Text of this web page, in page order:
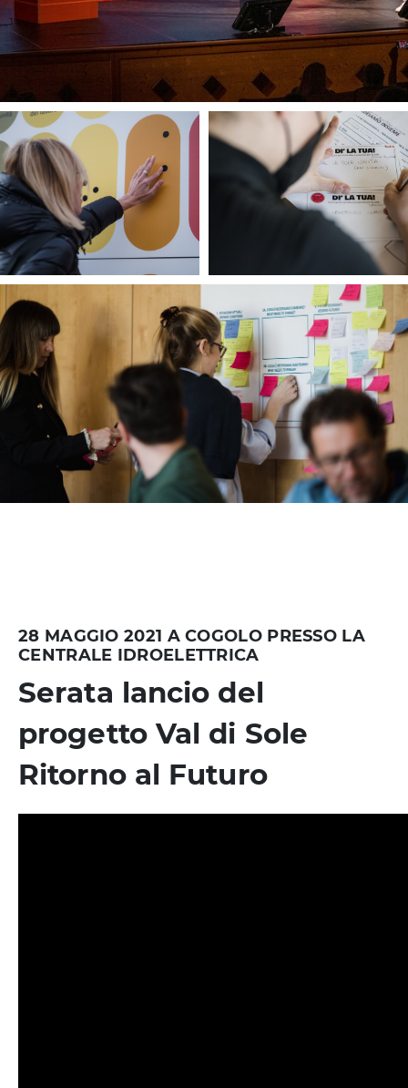
28 MAGGIO 2021 A COGOLO PRESSO LA
CENTRALE IDROELETTRICA
Serata lancio del
progetto Val di Sole
Ritorno al Futuro